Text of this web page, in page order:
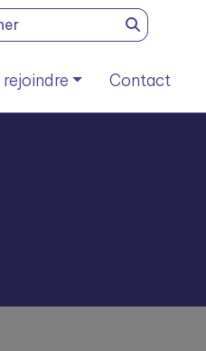
rejoindre Contact